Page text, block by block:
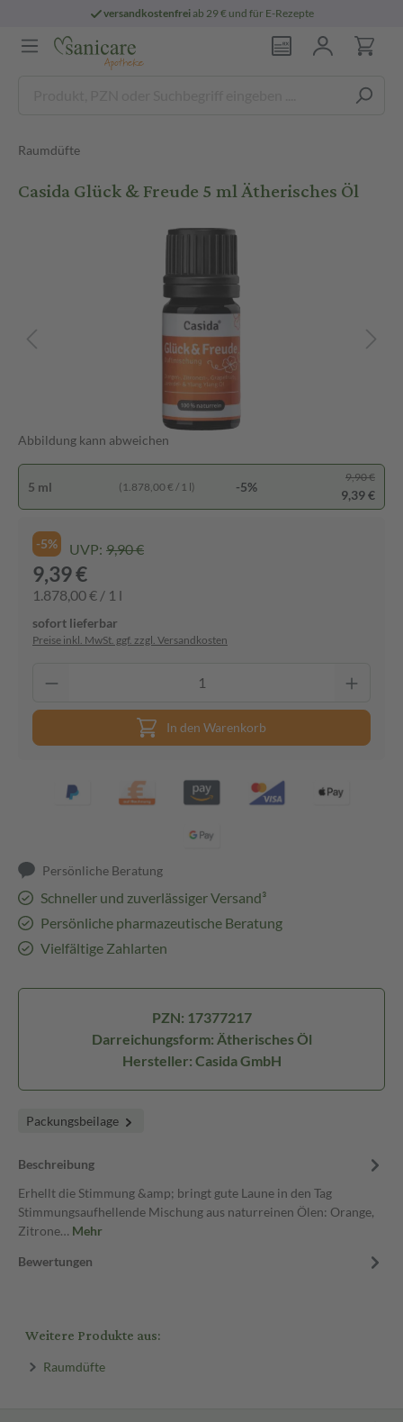
versandkostenfreiab 29 € und für E-Rezepte
Raumdüfte
Casida Glück & Freude 5 ml Ätherisches Öl
Abbildung kann abweichen
5 ml (1.878,00 € / 1 l) -5%
9,90 €
9,39 €
-5% UVP: 9,90 €
9,39 €
1.878,00 € / 1 l
sofort lieferbar
Preise inkl. MwSt. ggf. zzgl. Versandkosten
In den Warenkorb
Persönliche Beratung
Schneller und zuverlässiger Versand³
Persönliche pharmazeutische Beratung
Vielfältige Zahlarten
PZN: 17377217
Darreichungsform: Ätherisches Öl
Hersteller: Casida GmbH
Packungsbeilage
Beschreibung
Erhellt die Stimmung &amp; bringt gute Laune in den Tag
Stimmungsaufhellende Mischung aus naturreinen Ölen: Orange,
Zitrone… Mehr
Bewertungen
Weitere Produkte aus:
Raumdüfte